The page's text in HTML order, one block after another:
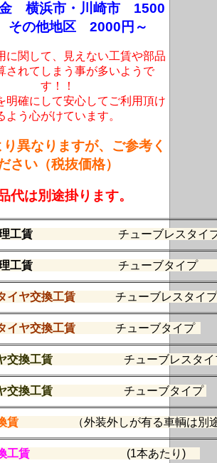
金 横浜市・川崎市 1500
その他地区 2000円～
に関して、見えない工賃や部品
されてしまう事が多いようで
す！！
明確にして安心してご利用頂け
よう心がけています。
異なりますが、ご参考く
さい（税抜価格）
代は別途掛ります。
工賃 チューブレスタイプ（
工賃 チューブタイプ （
タイヤ交換工賃 チューブレスタイ
タイヤ交換工賃 チューブタイプ
交換工賃 チューブレスタイ
交換工賃 チューブタイプ
交換賃 （外装外しが有る車輌は別
交換工賃 (1本あたり)